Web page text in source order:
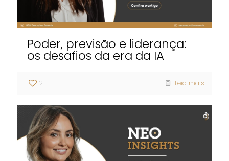
Poder, previsão e liderança:
os desafios da era da IA
2 Leia mais